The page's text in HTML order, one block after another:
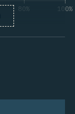
80% 100%